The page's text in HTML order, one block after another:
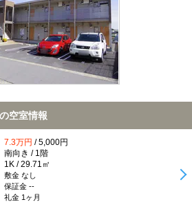
TOP
空室情報
7.3万円 / 5,000円
南向き / 1階
1K / 29.71㎡
敷金 なし
保証金 --
礼金 1ヶ月